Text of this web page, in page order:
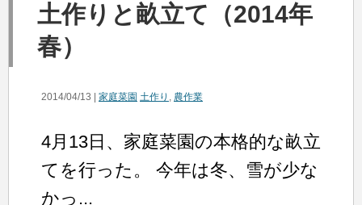
土作りと畝立て（2014年
春）
2014/04/13 | 家庭菜園 土作り , 農作業
4月13日、家庭菜園の本格的な畝立
てを行った。 今年は冬、雪が少な
かっ...